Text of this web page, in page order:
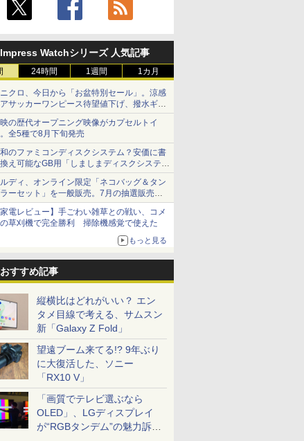
Impress Watchシリーズ 人気記事
24時間 1週間 1カ月
クロ、今日から「お盆特別セール」。涼感
サッカーワンピース待望値下げ、撥水ギア
ーツは1990円に
の歴代オープニング映像がカプセルトイ
全5種で8月下旬発売
のファミコンディスクシステム？安価に書
え可能なGB用「しましまディスクシステ
ディ、オンライン限定「ネコバッグ＆タン
ーセット」を一般販売。7月の抽選販売の
無効分
家電レビュー】手ごわい雑草との戦い、コメ
の草刈機で完全勝利 掃除機感覚で使えた
もっと見る
おすすめ記事
縦横比はどれがいい？ エン
タメ目線で考える、サムスン
新「Galaxy Z Fold」
望遠ブーム来てる!? 9年ぶり
に大復活した、ソニー
「RX10 V」
「画質でテレビ選ぶなら
OLED」、LGディスプレイ
が“RGBタンデム”の魅力訴